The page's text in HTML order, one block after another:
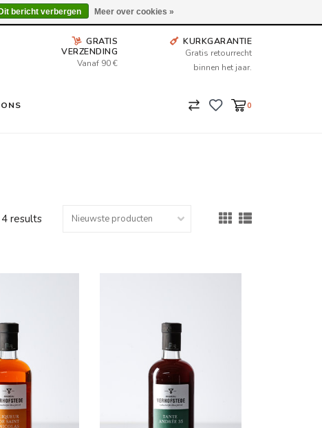
Wij leveren tot aan uw deur. Afhalen is mogelijk.
GRATIS
VERZENDING
Vanaf 90 €
KURKGARANTIE
Gratis retourrecht
binnen het jaar.
0
4 results
Dit bericht verbergen Meer over cookies »